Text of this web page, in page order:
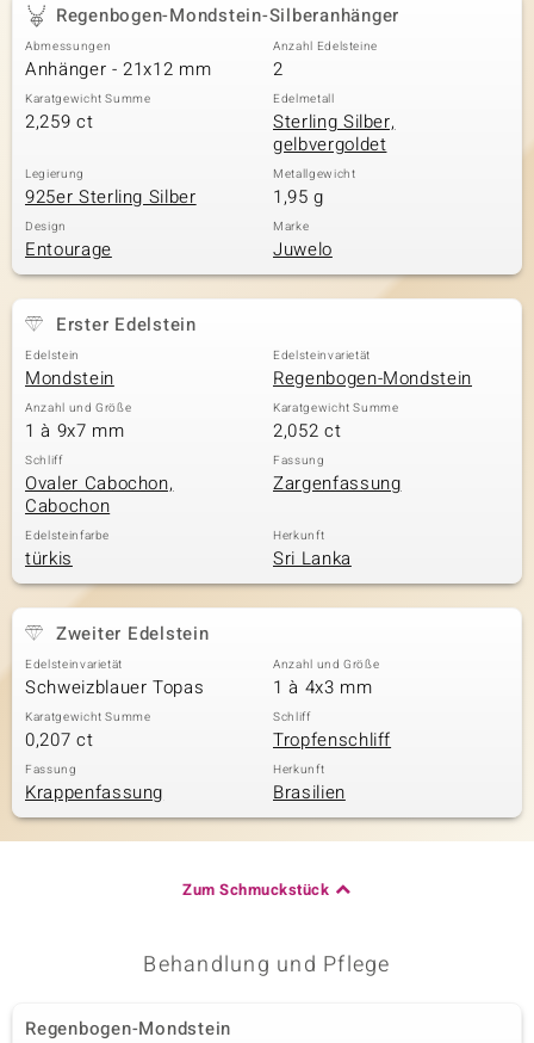
Classics
Regenbogen-Mondstein-Silberanhänger
Abmessungen
Anhänger - 21x12 mm
Anzahl Edelsteine
2
Karatgewicht Summe
2,259 ct
Edelmetall
Sterling Silber,
gelbvergoldet
Legierung
925er Sterling Silber
Metallgewicht
1,95 g
Design
Entourage
Marke
Juwelo
Erster Edelstein
Edelstein
Mondstein
Edelsteinvarietät
Regenbogen-Mondstein
Anzahl und Größe
1 à 9x7 mm
Karatgewicht Summe
2,052 ct
Schliff
Ovaler Cabochon,
Cabochon
Fassung
Zargenfassung
Edelsteinfarbe
türkis
Herkunft
Sri Lanka
Zweiter Edelstein
Edelsteinvarietät
Schweizblauer Topas
Anzahl und Größe
1 à 4x3 mm
Karatgewicht Summe
0,207 ct
Schliff
Tropfenschliff
Fassung
Krappenfassung
Herkunft
Brasilien
Zum Schmuckstück
Behandlung und Pflege
Regenbogen-Mondstein